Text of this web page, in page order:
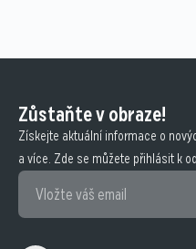
Zůstaňte v obraze!
Získejte aktuální informace o
a více. Zde se můžete přihlásit k